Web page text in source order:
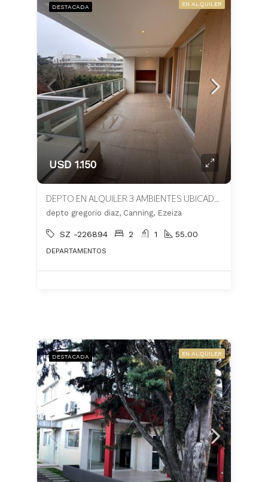
DESTACADA EN ALQUILER
USD 1.150
DEPTO EN ALQUILER 3 AMBIENTES UBICADO EN GREGORIO DIAZ, CANNING
depto gregorio diaz, Canning, Ezeiza
SZ -226894 2 1 55.00
DEPARTAMENTOS
DESTACADA EN ALQUILER